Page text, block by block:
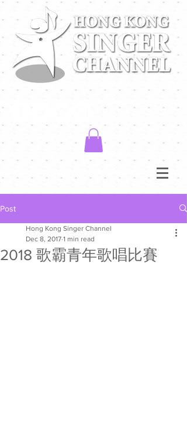
Post
2018 歌霸青年歌唱比賽
Hong Kong Singer Channel
Dec 8, 2017 1 min read